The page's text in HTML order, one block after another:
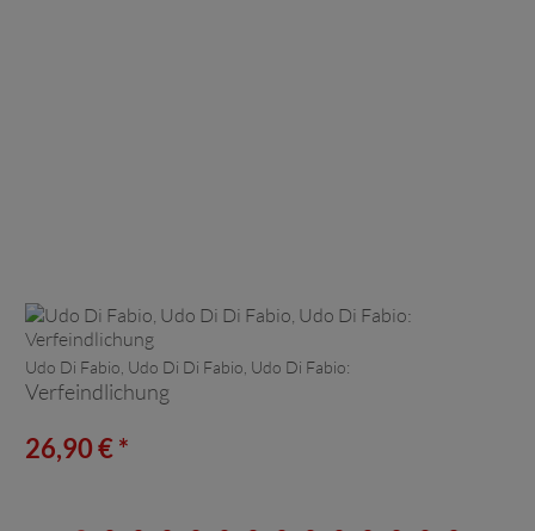
Udo Di Fabio, Udo Di Di Fabio, Udo Di Fabio:
Verfeindlichung
26,90 € *